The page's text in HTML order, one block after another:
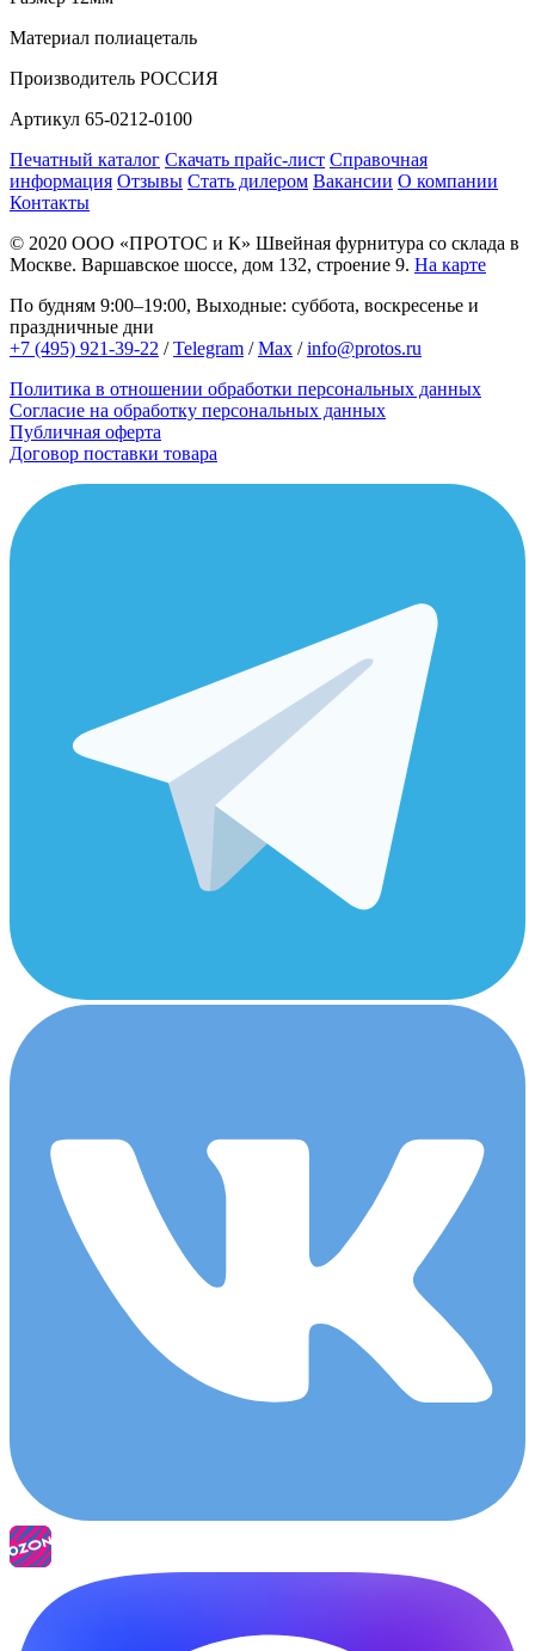
Материал полиацеталь
Производитель РОССИЯ
Артикул 65-0212-0100
Печатный каталог Скачать прайс-лист Справочная
информация Отзывы Стать дилером Вакансии О компании
Контакты
© 2020 ООО «ПРОТОС и К» Швейная фурнитура со склада в
Москве. Варшавское шоссе, дом 132, строение 9. На карте
По будням 9:00–19:00, Выходные: суббота, воскресенье и
праздничные дни
+7 (495) 921-39-22 /Telegram /Max /info@protos.ru
Политика в отношении обработки персональных данных
Согласие на обработку персональных данных
Публичная оферта
Договор поставки товара